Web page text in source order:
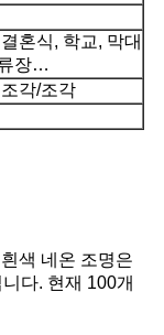
혼식, 학교, 막대
장…
각/조각
색 네온 조명은
다. 현재 100개